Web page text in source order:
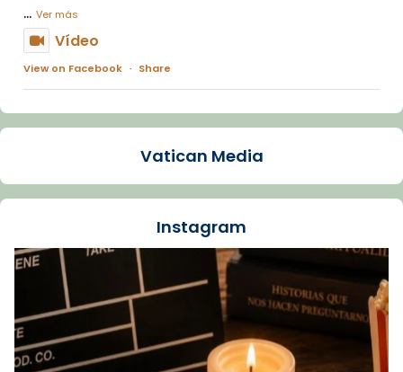
... Ver más
Vídeo
View on Facebook · Share
Arquebisbat de Barcelona
La Carmina va patir depressió. Fa gairebé
dos mesos, a l'Estadi Lluís Companys, la
Recupera l'entrevista comp
Vatican
tican News 👇
www.vaticannews.va/es/iglesia/news/2026-
07/carmina-historia-depresion-papa-viaje-
espana-testimoni...
Vatican Media
Instagram